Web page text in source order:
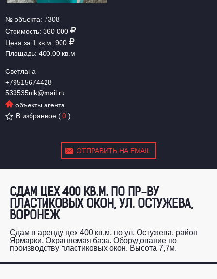
№ объекта:7308
Стоимость:360 000
Цена за 1 кв.м:900
Площадь:400.00 кв.м
Светлана
+79515674428
533535nik@mail.ru
объекты агента
В избранное (0)
ОТПРАВИТЬ НА EMAIL
СДАМ ЦЕХ 400 КВ.М. ПО ПР-ВУ
ПЛАСТИКОВЫХ ОКОН, УЛ. ОСТУЖЕВА,
ВОРОНЕЖ
Сдам в аренду цех 400 кв.м. по ул. Остужева, район
Ярмарки. Охраняемая база. Оборудование по
производству пластиковых окон. Высота 7,7м.